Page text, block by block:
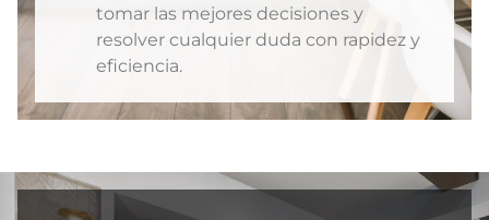
tomar las mejores decisiones y
resolver cualquier duda con rapidez y
eficiencia.